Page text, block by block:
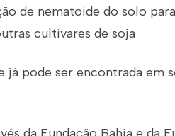
de nematoide do solo
cultivares de soja
já pode ser encontrada em